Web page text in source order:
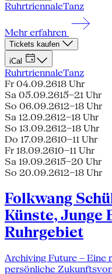
RuhrtriennaleTanz
Mehr erfahren
Tickets kaufen
iCal
RuhrtriennaleTanz
Fr 04.09.2618 Uhr
Sa 05.09.2615–21 Uhr
So 06.09.2612–18 Uhr
Sa 12.09.2612–18 Uhr
So 13.09.2612–18 Uhr
Do 17.09.2610–11 Uhr
Fr 18.09.2610–11 Uhr
Sa 19.09.2615–20 Uhr
So 20.09.2612–18 Uhr
Folkwang
Künste, Junge
Ruhrgebiet
Archiving Future – Eine
persönliche